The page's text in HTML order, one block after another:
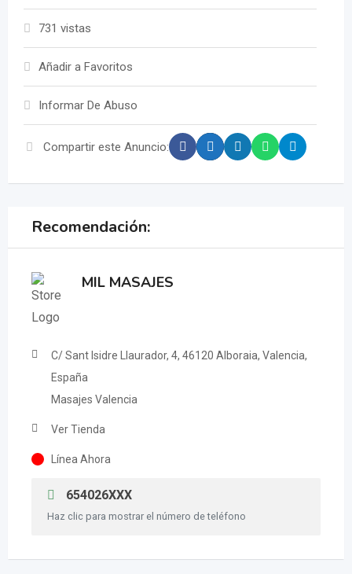
731 vistas
Añadir a Favoritos
Informar De Abuso
Compartir este Anuncio:
Recomendación:
MIL MASAJES
C/ Sant Isidre Llaurador, 4, 46120 Alboraia, Valencia,
España
Masajes Valencia
Ver Tienda
Línea Ahora
654026XXX
Haz clic para mostrar el número de teléfono